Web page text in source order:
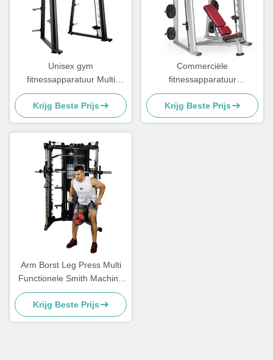
Unisex gym
fitnessapparatuur Multi
Smith machine Commercieel
thuisgebruik
Krijg Beste Prijs
Commerciële
fitnessapparatuur
Krachttrainingsmachine
Smith Power Rack
Krijg Beste Prijs
Arm Borst Leg Press Multi
Functionele Smith Machine
Krachttraining
Krijg Beste Prijs